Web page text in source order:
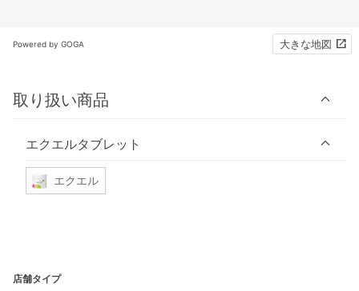
Powered by GOGA 大きな地図
取り扱い商品
エクエルタブレット
エクエル
店舗タイプ